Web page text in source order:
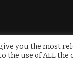
you the most
the use of ALL